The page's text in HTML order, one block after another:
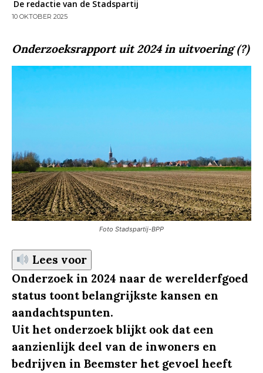
De redactie van de Stadspartij
10 OKTOBER 2025
Onderzoeksrapport uit 2024 in uitvoering (?)
Foto Stadspartij-BPP
Lees voor
Onderzoek in 2024 naar de werelderfgoed
status toont belangrijkste kansen en
aandachtspunten.
Uit het onderzoek blijkt ook dat een
aanzienlijk deel van de inwoners en
bedrijven in Beemster het gevoel heeft